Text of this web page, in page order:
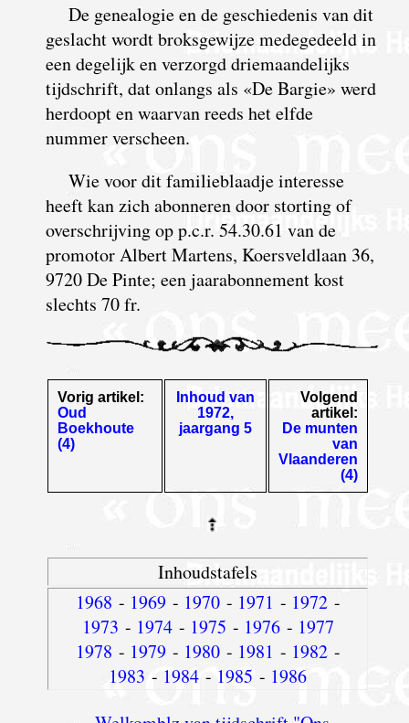
De genealogie en de geschiedenis van dit
geslacht wordt broksgewijze medegedeeld in
een degelijk en verzorgd driemaandelijks
tijdschrift, dat onlangs als «De Bargie» werd
herdoopt en waarvan reeds het elfde
nummer verscheen.
Wie voor dit familieblaadje interesse
heeft kan zich abonneren door storting of
overschrijving op p.c.r. 54.30.61 van de
promotor Albert Martens, Koersveldlaan 36,
9720 De Pinte; een jaarabonnement kost
slechts 70 fr.
Vorig artikel:
Oud
Boekhoute
(4)
Inhoud van
1972,
jaargang 5
Volgend
artikel:
De munten
van
Vlaanderen
(4)
Inhoudstafels
1968 - 1969- 1970- 1971 - 1972-
1973 - 1974- 1975 - 1976- 1977
1978 - 1979- 1980- 1981 - 1982-
1983 - 1984 - 1985 - 1986